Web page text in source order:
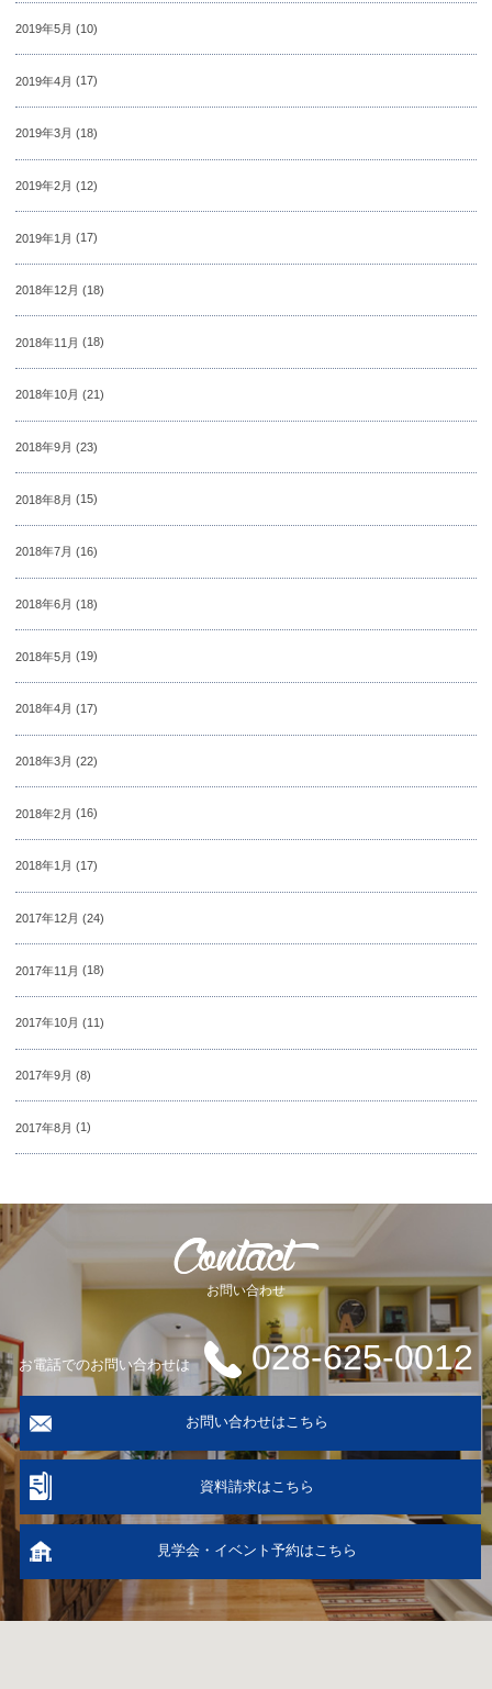
2019年5月 (10)
2019年4月 (17)
2019年3月 (18)
2019年2月 (12)
2019年1月 (17)
2018年12月 (18)
2018年11月 (18)
2018年10月 (21)
2018年9月 (23)
2018年8月 (15)
2018年7月 (16)
2018年6月 (18)
2018年5月 (19)
2018年4月 (17)
2018年3月 (22)
2018年2月 (16)
2018年1月 (17)
2017年12月 (24)
2017年11月 (18)
2017年10月 (11)
2017年9月 (8)
2017年8月 (1)
お問い合わせ
お電話でのお問い合わせは 028-625-0012
お問い合わせはこちら
資料請求はこちら
見学会・イベント予約はこちら